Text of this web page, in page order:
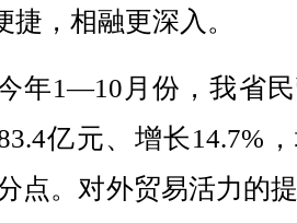
，相融更深入。
1—10月份，我省民
亿元、增长14.7%
点。对外贸易活力的